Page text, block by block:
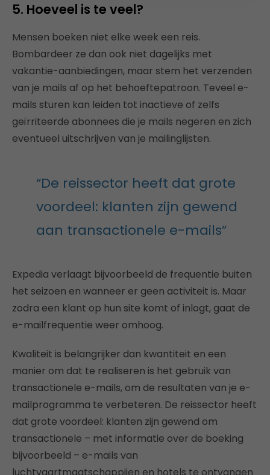
5. Hoeveel is te veel?
Mensen boeken niet elke week een reis.
Bombardeer ze dan ook niet dagelijks met
vakantie-aanbiedingen, maar stem het verzenden
van je mails af op het behoeftepatroon. Teveel e-
mails sturen kan leiden tot inactieve of zelfs
geïrriteerde abonnees die je mails negeren en zich
eventueel uitschrijven van je mailinglijsten.
“De reissector heeft dat grote
voordeel: klanten zijn gewend
aan transactionele e-mails”
Expedia verlaagt bijvoorbeeld de frequentie buiten
het seizoen en wanneer er geen activiteit is. Maar
zodra een klant op hun site komt of inlogt, gaat de
e-mailfrequentie weer omhoog.
Kwaliteit is belangrijker dan kwantiteit en een
manier om dat te realiseren is het gebruik van
transactionele e-mails, om de resultaten van je e-
mailprogramma te verbeteren. De reissector heeft
dat grote voordeel: klanten zijn gewend om
transactionele – met informatie over de boeking
bijvoorbeeld – e-mails van